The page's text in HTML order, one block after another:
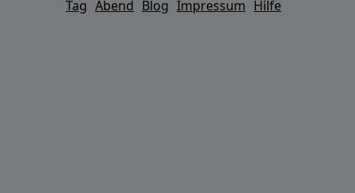
Tag Abend Blog Impressum Hilfe